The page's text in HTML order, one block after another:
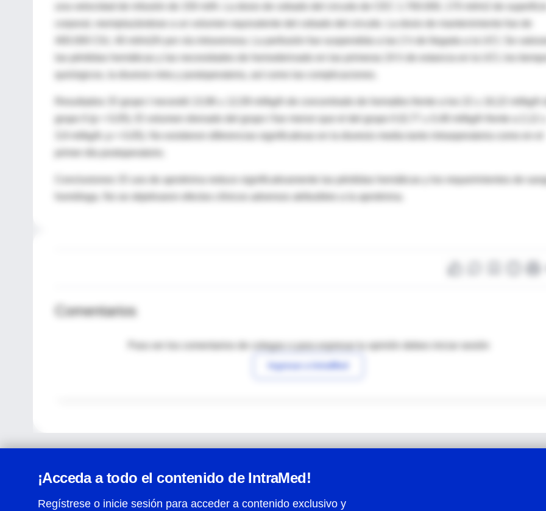
una velocidad de infusión de 150 ml/h. La dosis de cebado del circuito de CEC 1.700.000, 170 ml/m2 de
corporal, reemplazándose a un volumen equivalente del cebado del circuito. La dosis de mantenimiento fue de
400.000 CIU, 40 ml/m2/h por vía intravenosa. La perfusión fue suspendida a las 2 h de llegada a la UCI. Se
las pérdidas hemáticas y las necesidades de hemoderivado en las primeras 24 h de estancia en la UCI, los
quirúrgicos, la diuresis intra y postoperatoria, así como las complicaciones.
Resultados: El grupo I necesitó 13,96 ± 12,09 ml/kg/h de concentrado de hematíes frente a los 22 ± 16,22 ml/kg/h
grupo II (p < 0,05). El volumen drenado del grupo I fue menor que el del grupo II (0,77 ± 0,48 ml/kg/h frente a 2,12
3,9 ml/kg/h; p < 0,05). No existieron diferencias significativas en la diuresis media tanto intraoperatoria como en el
primer día postoperatorio.
Conclusiones: El uso de aprotinina reduce significativamente las pérdidas hemáticas y los requerimientos de
homóloga. No se objetivaron efectos clínicos adversos atribuibles a la aprotinina.
Comentarios
Para ver los comentarios de colegas o para expresar tu opinión debes iniciar sesión
Ingresar a IntraMed
¡Acceda a todo el contenido de IntraMed!
Regístrese o inicie sesión para acceder a contenido exclusivo y